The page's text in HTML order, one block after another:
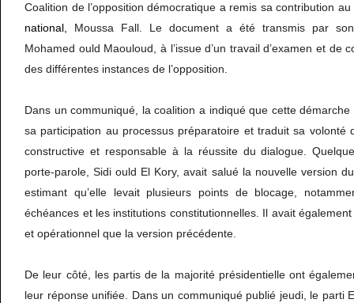
Coalition de l’opposition démocratique a remis sa contribution au
national, Moussa Fall. Le document a été transmis par
Mohamed ould Maouloud, à l’issue d’un travail d’examen et de
des différentes instances de l’opposition.
Dans un communiqué, la coalition a indiqué que cette démarche
sa participation au processus préparatoire et traduit sa volonté
constructive et responsable à la réussite du dialogue.
porte-parole, Sidi ould El Kory, avait salué la nouvelle version
estimant qu’elle levait plusieurs points de blocage,
échéances et les institutions constitutionnelles. Il avait
et opérationnel que la version précédente.
De leur côté, les partis de la majorité présidentielle ont
leur réponse unifiée. Dans un communiqué publié jeudi, le parti